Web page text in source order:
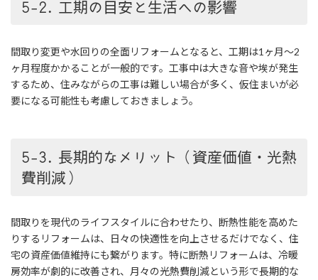
5-2. 工期の目安と生活への影響
間取り変更や水回りの全面リフォームとなると、工期は1ヶ月〜2
ヶ月程度かかることが一般的です。工事中は大きな音や埃が発生
するため、住みながらの工事は難しい場合が多く、仮住まいが必
要になる可能性も考慮しておきましょう。
5-3. 長期的なメリット（資産価値・光熱
費削減）
間取りを現代のライフスタイルに合わせたり、断熱性能を高めた
りするリフォームは、日々の快適性を向上させるだけでなく、住
宅の資産価値維持にも繋がります。特に断熱リフォームは、冷暖
房効率が劇的に改善され、月々の光熱費削減という形で長期的な